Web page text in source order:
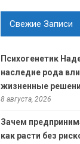
Свежие Записи
Психогенетик
наследие рода
жизненные
8 августа, 2026
Зачем
как расти без